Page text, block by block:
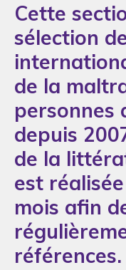
Cette
sélection
de la
personnes
depuis
de la
est
mois afin
références.